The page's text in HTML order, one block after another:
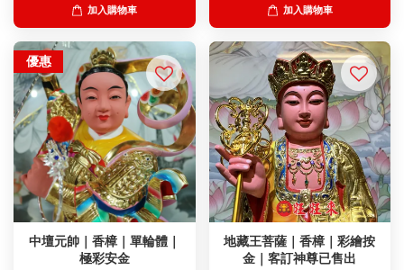
加入購物車 加入購物車
優惠
中壇元帥｜香樟｜單輪體｜
極彩安金
地藏王菩薩｜香樟｜彩繪按
金｜客訂神尊已售出